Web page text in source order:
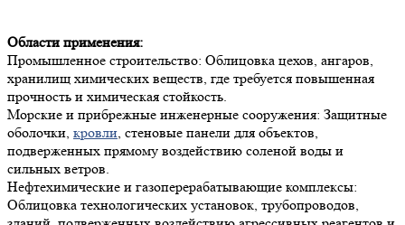
Области применения:
Промышленное строительство: Облицовка цехов, ангаров,
хранилищ химических веществ, где требуется повышенная
прочность и химическая стойкость.
Морские и прибрежные инженерные сооружения: Защитные
оболочки, кровли, стеновые панели для объектов,
подверженных прямому воздействию соленой воды и
сильных ветров.
Нефтехимические и газоперерабатывающие комплексы:
Облицовка технологических установок, трубопроводов,